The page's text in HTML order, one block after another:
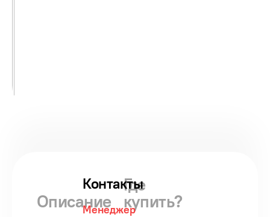
Описание
Где
купить?
Контакты
Менеджер